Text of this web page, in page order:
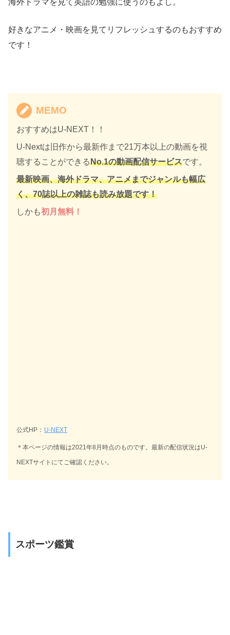
好きなアニメ・映画を見てリフレッシュするのもおすすめ
です！
MEMO
おすすめはU-NEXT！！
U-Nextは旧作から最新作まで21万本以上の動画を視
聴することができるNo.1の動画配信サービスです。
最新映画、海外ドラマ、アニメまでジャンルも幅広
く、70誌以上の雑誌も読み放題です！
しかも初月無料！
公式HP： U-NEXT
＊本ページの情報は2021年8月時点のものです。最新の配信状況はU-
NEXTサイトにてご確認ください。
スポーツ鑑賞